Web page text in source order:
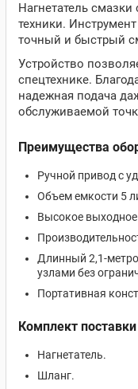
Нагнетатель
техники.
точный и быстрый
Устройство
спецтехнике.
надежная подача
обслуживаемой
Преимущества
Ручной привод с
Объем емкости 5
Высокое выходное
Длинный 2,1-
узлами без
Портативная
Комплект
Нагнетатель.
Шланг.